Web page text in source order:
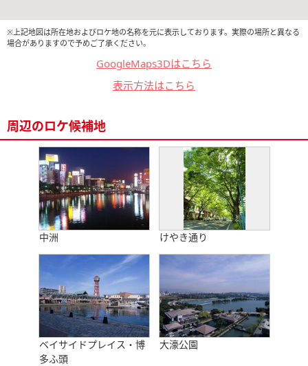
※上記地図は所在地およびロケ地の名称を元に表示しております。実際の場所と異なる
場合がありますので予めご了承ください。
GoogleMaps3Dはこちら
表示方法はこちら
周辺のロケ候補地
中洲 けやき通り
ベイサイドプレイス・博
多ふ頭
大濠公園